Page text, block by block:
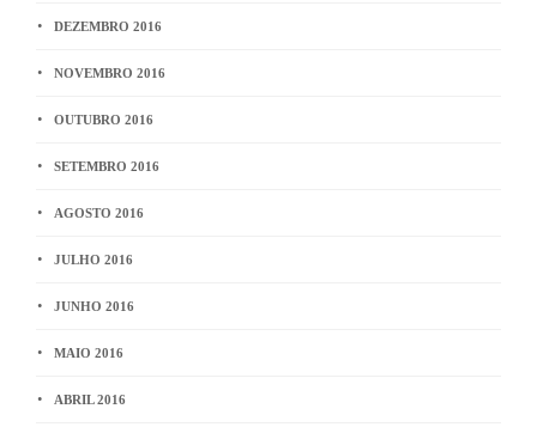
DEZEMBRO 2016
NOVEMBRO 2016
OUTUBRO 2016
SETEMBRO 2016
AGOSTO 2016
JULHO 2016
JUNHO 2016
MAIO 2016
ABRIL 2016